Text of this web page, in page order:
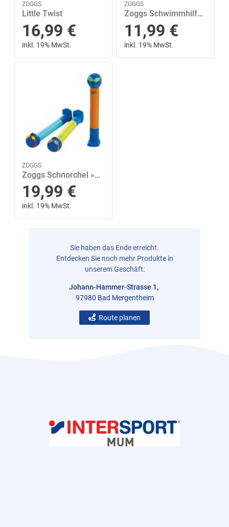
ZOGGS
Little Twist
16,99 €
inkl. 19% MwSt.
ZOGGS
Zoggs Schwimmhilfe Roll Ups 0-50 kg, orange
11,99 €
inkl. 19% MwSt.
ZOGGS
Zoggs Schnorchel »Dive Sticks Kinder«
19,99 €
inkl. 19% MwSt.
Sie haben das Ende erreicht.
Entdecken Sie noch mehr Produkte in
unserem Geschäft:
Johann-Hammer-Strasse 1,
97980 Bad Mergentheim
Route planen